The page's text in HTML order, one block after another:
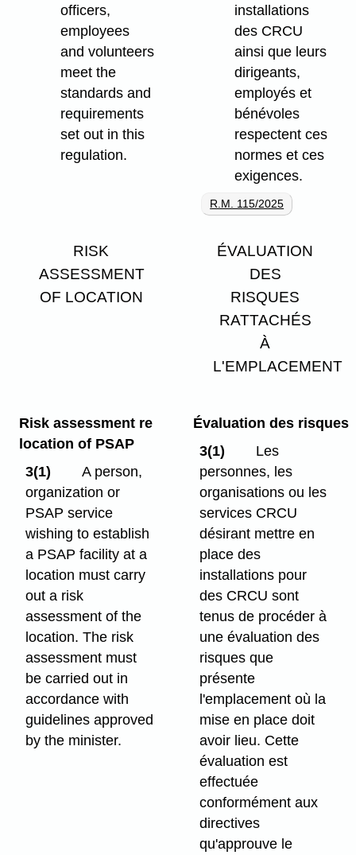
officers,
employees
and volunteers
meet the
standards and
requirements
set out in this
regulation.
installations
des CRCU
ainsi que leurs
dirigeants,
employés et
bénévoles
respectent ces
normes et ces
exigences.
R.M. 115/2025
RISK
ASSESSMENT
OF LOCATION
ÉVALUATION
DES
RISQUES
RATTACHÉS
À
L'EMPLACEMENT
Risk assessment re
location of PSAP
3(1)
A person,
organization or
PSAP service
wishing to establish
a PSAP facility at a
location must carry
out a risk
assessment of the
location. The risk
assessment must
be carried out in
accordance with
guidelines approved
by the minister.
Évaluation des risques
3(1)
Les
personnes, les
organisations ou les
services CRCU
désirant mettre en
place des
installations pour
des CRCU sont
tenus de procéder à
une évaluation des
risques que
présente
l'emplacement où la
mise en place doit
avoir lieu. Cette
évaluation est
effectuée
conformément aux
directives
qu'approuve le